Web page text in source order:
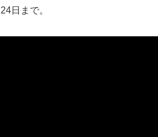
日まで。